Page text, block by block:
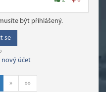
být přihlášený.
se
účet
» »»